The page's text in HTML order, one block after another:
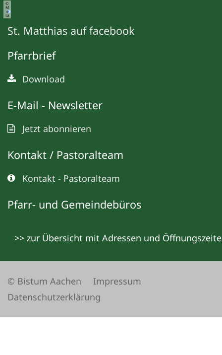
©
M
e
ta
St. Matthias auf facebook
Pfarrbrief
Download
E-Mail - Newsletter
Jetzt abonnieren
Kontakt / Pastoralteam
Kontakt - Pastoralteam
Pfarr- und Gemeindebüros
>> zur Übersicht mit Adressen und
© Bistum Aachen
Impressum
Datenschutzerklärung